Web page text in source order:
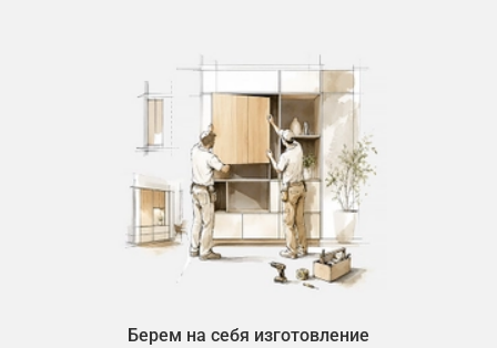
Берем на себя изготовление